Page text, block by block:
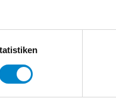
ProDetail)